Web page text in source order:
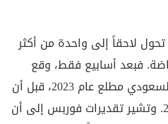
لاحقاً إلى واحدة من أكثر
فبعد أسابيع فقط، وقع
رونالدو عقداً مع نادي النصر السعودي مطلع عام 2023، قبل أن
يجدد ارتباطه بالنادي في 2025. وتشير تقديرات فوربس إلى أن